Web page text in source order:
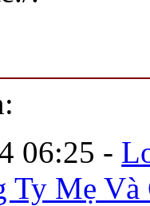
06:25 -
Ty Mẹ